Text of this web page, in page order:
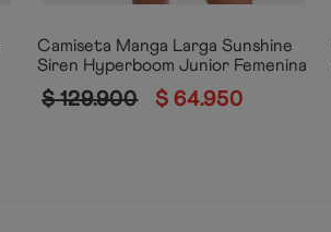
Camiseta Manga Larga Sunshine
Siren Hyperboom Junior Femenina
$ 129.900 $ 64.950